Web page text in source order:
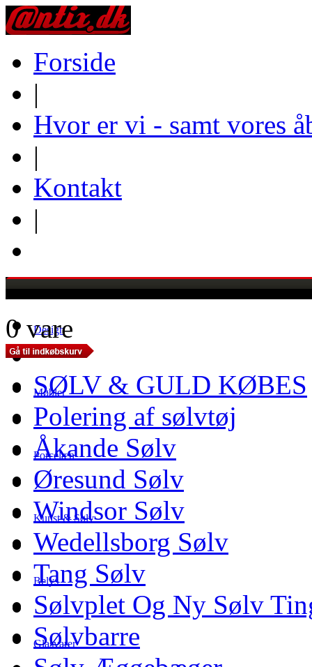
Forside
|
Hvor er vi - samt vores
|
Kontakt
|
Design
Møbler
Porcelæn
Kunst & Sølv
Belys
Glasvarer
0 vare
SØLV & GULD KØBES
Polering af sølvtøj
Åkande Sølv
Øresund Sølv
Windsor Sølv
Wedellsborg Sølv
Tang Sølv
Sølvplet Og Ny Sølv
Sølvbarre